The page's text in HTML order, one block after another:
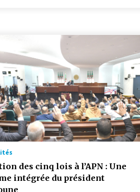
des cinq lois à l’APN : Une
intégrée du président